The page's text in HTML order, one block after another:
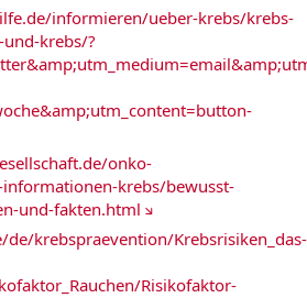
ZPM
/ Endokrine Tumoren
informieren/ueber-krebs/krebs-
krebs/?
onko-
krebs/bewusst-
und-fakten.html
krebspraevention/Krebsrisiken_das-
Risikofaktor-